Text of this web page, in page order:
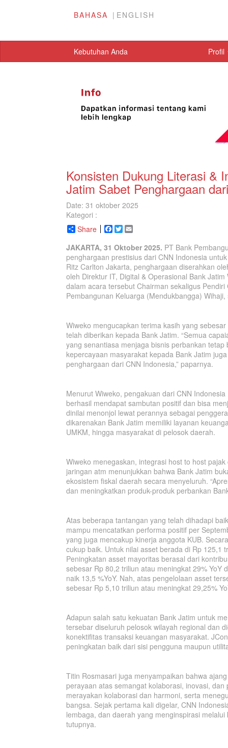
BAHASA ENGLISH
Kebutuhan Anda Profil
Konsisten Dukung Literasi &
Jatim Sabet Penghargaan
Date: 31 oktober 2025
Kategori :
Share
Facebook
Twitter
JAKARTA, 31 Oktober 2025. PT Bank
penghargaan prestisius dari CNN Indonesia
Ritz Carlton Jakarta, penghargaan diserahkan
oleh Direktur IT, Digital & Operasional Bank
dalam acara tersebut Chairman sekaligus
Pembangunan Keluarga (Mendukbangga)
Wiweko mengucapkan terima kasih yang
telah diberikan kepada Bank Jatim. “Semua
yang senantiasa menjaga bisnis perbankan
kepercayaan masyarakat kepada Bank Jatim
penghargaan dari CNN Indonesia,” paparnya.
Menurut Wiweko, pengakuan dari CNN
berhasil mendapat sambutan positif dan bisa
dinilai menonjol lewat perannya sebagai
dikarenakan Bank Jatim memiliki layanan
UMKM, hingga masyarakat di pelosok daerah.
Wiweko menegaskan, integrasi host to host
jaringan atm menunjukkan bahwa Bank Jatim
ekosistem fiskal daerah secara menyeluruh.
dan meningkatkan produk-produk perbankan
Atas beberapa tantangan yang telah dihadapi
mampu mencatatkan performa positif per
yang juga mencakup kinerja anggota KUB.
cukup baik. Untuk nilai asset berada di Rp 125,1
Peningkatan asset mayoritas berasal dari
sebesar Rp 80,2 triliun atau meningkat 29% YoY
naik 13,5 %YoY. Nah, atas pengelolaan asset
sebesar Rp 5,10 triliun atau meningkat 29,25%
Adapun salah satu kekuatan Bank Jatim untuk
tersebar diseluruh pelosok wilayah regional dan
konektifitas transaksi keuangan masyarakat.
peningkatan baik dari sisi pengguna maupun
Titin Rosmasari juga menyampaikan bahwa
perayaan atas semangat kolaborasi, inovasi,
merayakan kolaborasi dan harmoni, serta
bangsa. Sejak pertama kali digelar, CNN
lembaga, dan daerah yang menginspirasi
tutupnya.